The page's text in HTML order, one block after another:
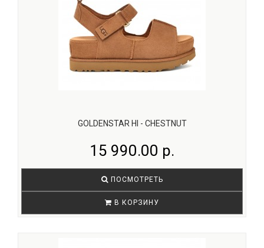
GOLDENSTAR HI - CHESTNUT
15 990.00 р.
ПОСМОТРЕТЬ
В КОРЗИНУ